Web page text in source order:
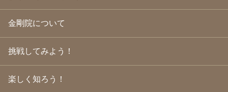
2009年6月(22)
2009年5月(20)
2009年4月
(24)
2009年3月(21)
2009年2月(19)
2009年1月(25)
金剛院について
挑戦してみよう！
楽しく知ろう！